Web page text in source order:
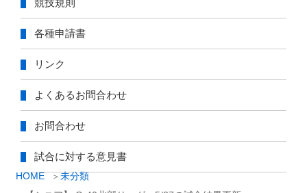
HOME
未分類
競技規則
各種申請書
リンク
よくあるお問合わせ
お問合わせ
試合に対する意見書